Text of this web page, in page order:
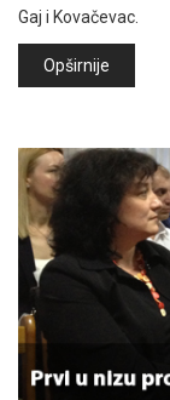
Gaj i Kovačevac.
Opširnije